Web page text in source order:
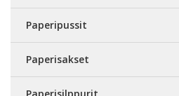
Paperipussit
Paperisakset